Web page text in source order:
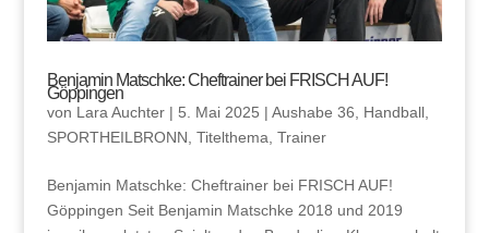
Benjamin Matschke: Cheftrainer bei FRISCH AUF!
Göppingen
von Lara Auchter| 5. Mai 2025 | Aushabe 36, Handball,
SPORTHEILBRONN, Titelthema, Trainer
Benjamin Matschke: Cheftrainer bei FRISCH AUF!
Göppingen Seit Benjamin Matschke 2018 und 2019